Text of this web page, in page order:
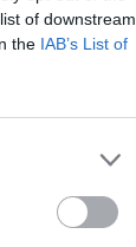
of downstream
the IAB’s List of